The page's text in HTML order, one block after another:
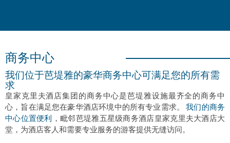
商务中心
我们位于芭堤雅的豪华商务中心可满足您的所有需
求
皇家克里夫酒店集团的商务中心是芭堤雅设施最齐全的商务中
心，旨在满足您在豪华酒店环境中的所有专业需求。我们的商务
中心位置便利 ，毗邻芭堤雅五星级商务酒店皇家克里夫大酒店大
堂，为酒店客人和需要专业服务的游客提供无缝访问。